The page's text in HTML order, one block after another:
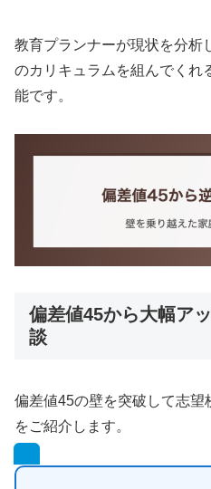
教育プランナーが現状を分析
のカリキュラムを組んでくれ
能です。
偏差値45から大幅ア
談
偏差値45の壁を突破して志望
をご紹介します。